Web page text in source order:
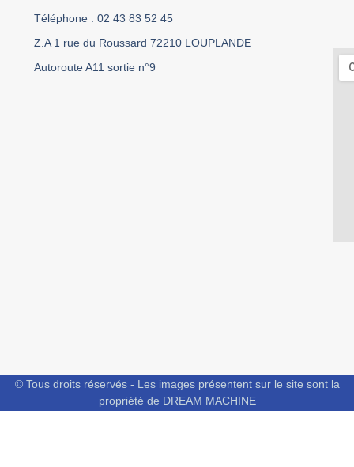
Téléphone : 02 43 83 52 45
Z.A 1 rue du Roussard 72210 LOUPLANDE
Autoroute A11 sortie n°9
© Tous droits réservés - Les images présentent sur le site sont la
propriété de DREAM MACHINE